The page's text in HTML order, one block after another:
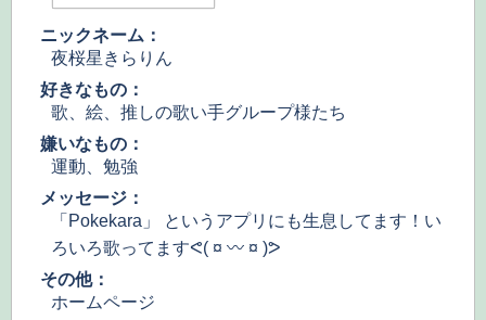
ニックネーム：
夜桜星きらりん
好きなもの：
歌、絵、推しの歌い手グループ様たち
嫌いなもの：
運動、勉強
メッセージ：
「Pokekara」 というアプリにも生息してます！い
ろいろ歌ってますᕙ( ¤ 〰 ¤ )ᕗ
その他：
ホームページ